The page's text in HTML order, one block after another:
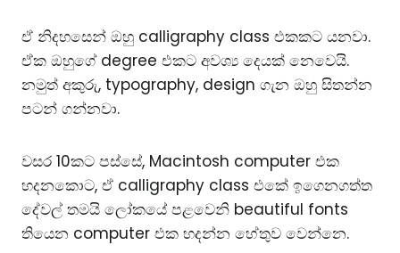
ඒ නිදහසෙන් ඔහු calligraphy class එකකට යනවා.
ඒක ඔහුගේ degree එකට අවශ්‍ය දෙයක් නෙවෙයි.
නමුත් අකුරු, typography, design ගැන ඔහු සිතන්න
පටන් ගන්නවා.
වසර 10කට පස්සේ, Macintosh computer එක
හදනකොට, ඒ calligraphy class එකේ ඉගෙනගත්ත
දේවල් තමයි ලෝකයේ පළවෙනි beautiful fonts
තියෙන computer එක හදන්න හේතුව වෙන්නෙ.